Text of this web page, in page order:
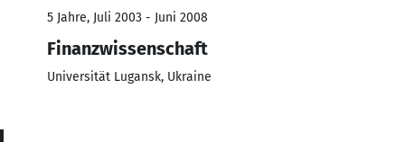
5 Jahre, Juli 2003 - Juni 2008
Finanzwissenschaft
Universität Lugansk, Ukraine